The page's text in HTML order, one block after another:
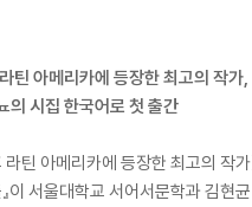
틴 아메리카에 등장한 최고의 작가,
의 시집 한국어로 첫 출간
라틴 아메리카에 등장한 최고의 작
』이 서울대학교 서어서문학과 김